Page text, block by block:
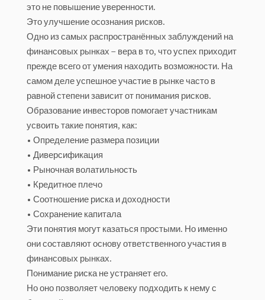
это не повышение уверенности.
Это улучшение осознания рисков.
Одно из самых распространённых заблуждений на
финансовых рынках – вера в то, что успех приходит
прежде всего от умения находить возможности. На
самом деле успешное участие в рынке часто в
равной степени зависит от понимания рисков.
Образование инвесторов помогает участникам
усвоить такие понятия, как:
• Определение размера позиции
• Диверсификация
• Рыночная волатильность
• Кредитное плечо
• Соотношение риска и доходности
• Сохранение капитала
Эти понятия могут казаться простыми. Но именно
они составляют основу ответственного участия в
финансовых рынках.
Понимание риска не устраняет его.
Но оно позволяет человеку подходить к нему с